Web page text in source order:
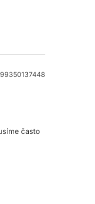
často